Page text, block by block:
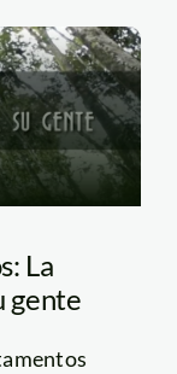
La
gente